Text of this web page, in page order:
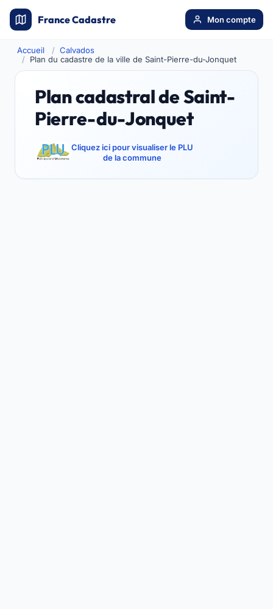
France Cadastre Mon compte
Accueil
Calvados
Plan du cadastre de la ville de Saint-Pierre-du-Jonquet
Plan cadastral de Saint-
Pierre-du-Jonquet
Cliquez ici pour visualiser le PLU
de la commune